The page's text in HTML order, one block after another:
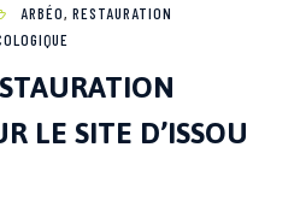
ARBÉO, RESTAURATION
LE SITE D’ISSOU